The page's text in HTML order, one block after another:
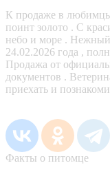
К продаже в любимцы
поинт золото . С
небо и море .
24.02.2026 года ,
Продажа от
документов .
приехать и
Факты о питомце